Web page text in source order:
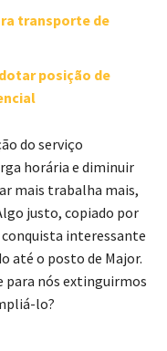
transporte de
posição de
do serviço
horária e diminuir
mais trabalha mais,
justo, copiado por
interessante
até o posto de Major.
para nós extinguirmos
lo?